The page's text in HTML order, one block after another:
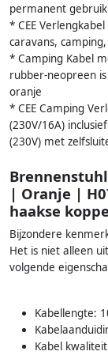
permanent
* CEE
caravans,
* Camping Kabel
rubber-neopreen
oranje
* CEE Camping
(230V/16A)
(230V) met
| Oranje |
haakse
Bijzondere
Het is niet alleen
volgende
Kabellengte:
Kabel